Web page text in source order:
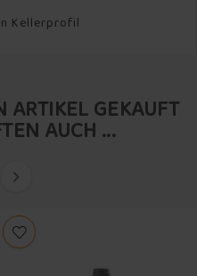
Kellerprofil
ARTIKEL GEKAUFT
AUCH ...
